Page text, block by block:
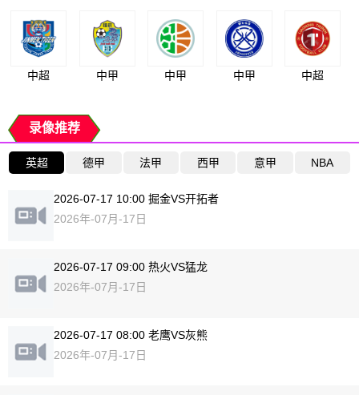
中超 中甲 中甲 中甲 中超
录像推荐
英超 德甲 法甲 西甲 意甲 NBA
2026-07-17 10:00 掘金VS开拓者
2026年-07月-17日
2026-07-17 09:00 热火VS猛龙
2026年-07月-17日
2026-07-17 08:00 老鹰VS灰熊
2026年-07月-17日